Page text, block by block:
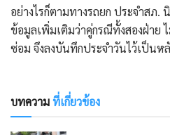
อย่างไรก็ตามทางรถยก ประจำสภ
ข้อมูลเพิ่มเติมว่าคู่กรณีทั้งสองฝ่าย
ซ่อม จึงลงบันทึกประจำวันไว้เป็นห
บทความที่เกี่ยวข้อง